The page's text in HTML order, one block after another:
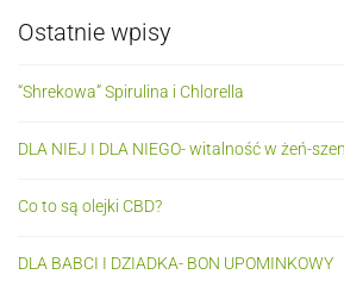
Ostatnie wpisy
“Shrekowa” Spirulina i Chlorella
DLA NIEJ I DLA NIEGO- witalność w żeń-
Co to są olejki CBD?
DLA BABCI I DZIADKA- BON UPOMINKOWY